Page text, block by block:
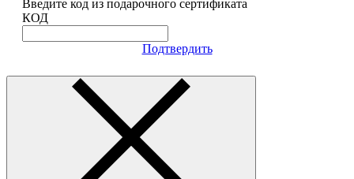
Введите код из подарочного сертификата
КОД
Подтвердить